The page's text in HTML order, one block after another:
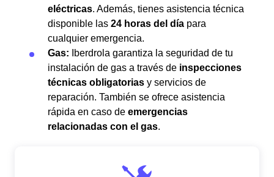
eléctricas. Además, tienes asistencia técnica
disponible las 24 horas del día para
cualquier emergencia.
Gas: Iberdrola garantiza la seguridad de tu
instalación de gas a través de inspecciones
técnicas obligatorias y servicios de
reparación. También se ofrece asistencia
rápida en caso de emergencias
relacionadas con el gas.